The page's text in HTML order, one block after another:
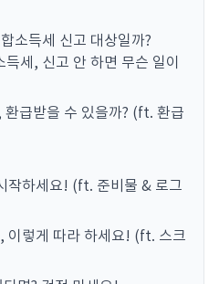
소득세 신고 대상일까?
세, 신고 안 하면 무슨 일이
환급받을 수 있을까? (ft. 환급
작하세요! (ft. 준비물 & 로그
이렇게 따라 하세요! (ft. 스크